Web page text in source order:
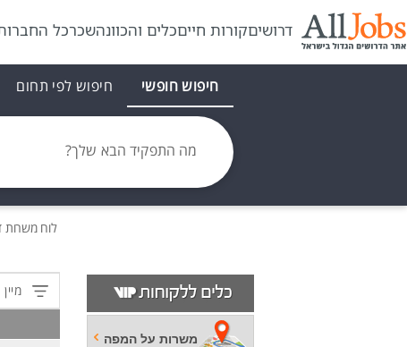
דרושיםקורות חייםכלים והכוונהשכרכל
חיפוש חופשי חיפוש לפי תחום
מה התפקיד הבא שלך?
לוח משרות
משרות על המפה